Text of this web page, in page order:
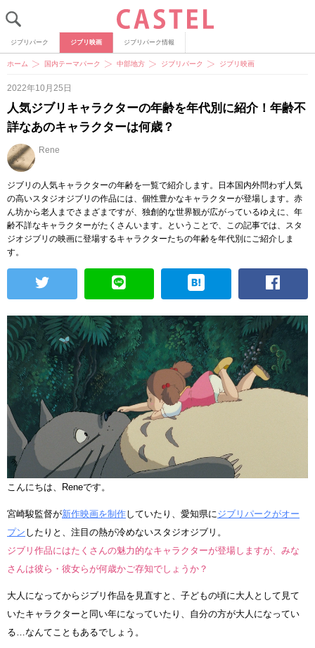
ジブリパーク ジブリ映画 ジブリパーク情報
ホーム 国内テーマパーク 中部地方 ジブリパーク ジブリ映画
2022年10月25日
人気ジブリキャラクターの年齢を年代別に紹介！年齢不
詳なあのキャラクターは何歳？
Rene
ジブリの人気キャラクターの年齢を一覧で紹介します。日本国内外問わず人気
の高いスタジオジブリの作品には、個性豊かなキャラクターが登場します。赤
ん坊から老人までさまざまですが、独創的な世界観が広がっているゆえに、年
齢不詳なキャラクターがたくさんいます。ということで、この記事では、スタ
ジオジブリの映画に登場するキャラクターたちの年齢を年代別にご紹介しま
す。
こんにちは、Reneです。
宮崎駿監督が新作映画を制作していたり、愛知県にジブリパークがオー
プン したりと、注目の熱が冷めないスタジオジブリ。
ジブリ作品にはたくさんの魅力的なキャラクターが登場しますが、みな
さんは彼ら・彼女らが何歳かご存知でしょうか？
大人になってからジブリ作品を見直すと、子どもの頃に大人として見て
いたキャラクターと同い年になっていたり、自分の方が大人になってい
る…なんてこともあるでしょう。